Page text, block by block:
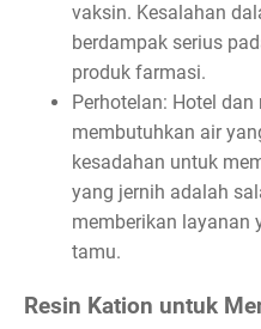
vaksin. Kesalahan
berdampak serius
produk farmasi.
Perhotelan: Hotel
membutuhkan air
kesadahan untuk
yang jernih adalah
memberikan layanan
tamu.
Resin Kation untuk